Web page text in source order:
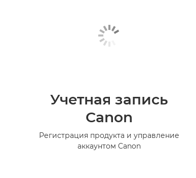
Учетная запись
Canon
Регистрация продукта и управление
аккаунтом Canon